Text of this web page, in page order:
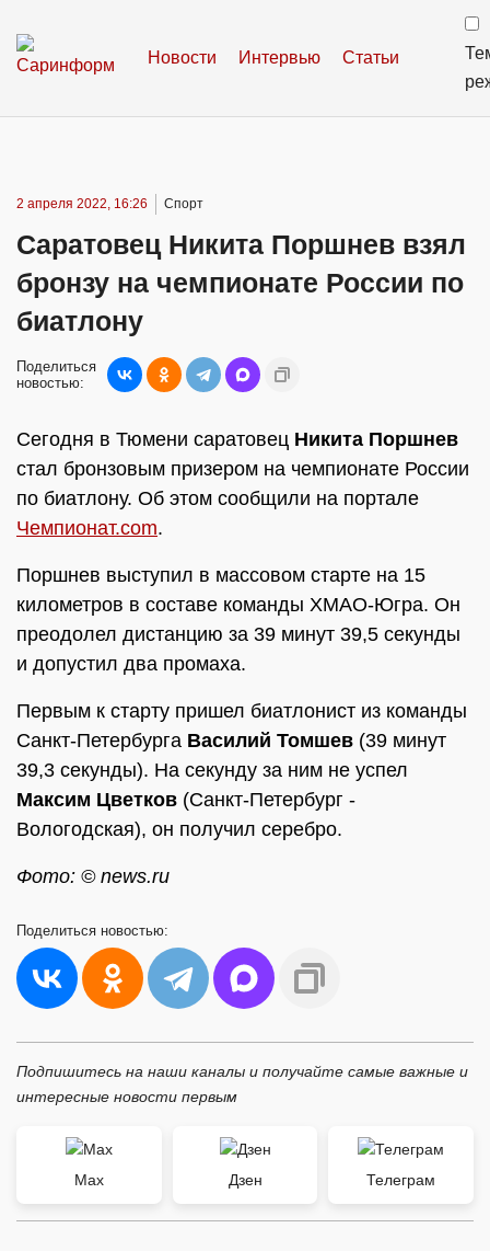
Новости Интервью Статьи
2 апреля 2022, 16:26 Спорт
Саратовец Никита Поршнев взял
бронзу на чемпионате России по
биатлону
Поделиться
новостью:
Сегодня в Тюмени саратовец Никита Поршнев
стал бронзовым призером на чемпионате России
по биатлону. Об этом сообщили на портале
Чемпионат.com.
Поршнев выступил в массовом старте на 15
километров в составе команды ХМАО-Югра. Он
преодолел дистанцию за 39 минут 39,5 секунды
и допустил два промаха.
Первым к старту пришел биатлонист из команды
Санкт-Петербурга Василий Томшев (39 минут
39,3 секунды). На секунду за ним не успел
Максим Цветков (Санкт-Петербург -
Вологодская), он получил серебро.
Фото: © news.ru
Поделиться новостью:
Подпишитесь на наши каналы и получайте самые важные и
интересные новости первым
Max Дзен Телеграм